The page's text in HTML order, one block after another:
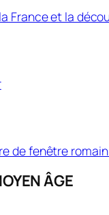
France et la
de fenêtre
ÂGE